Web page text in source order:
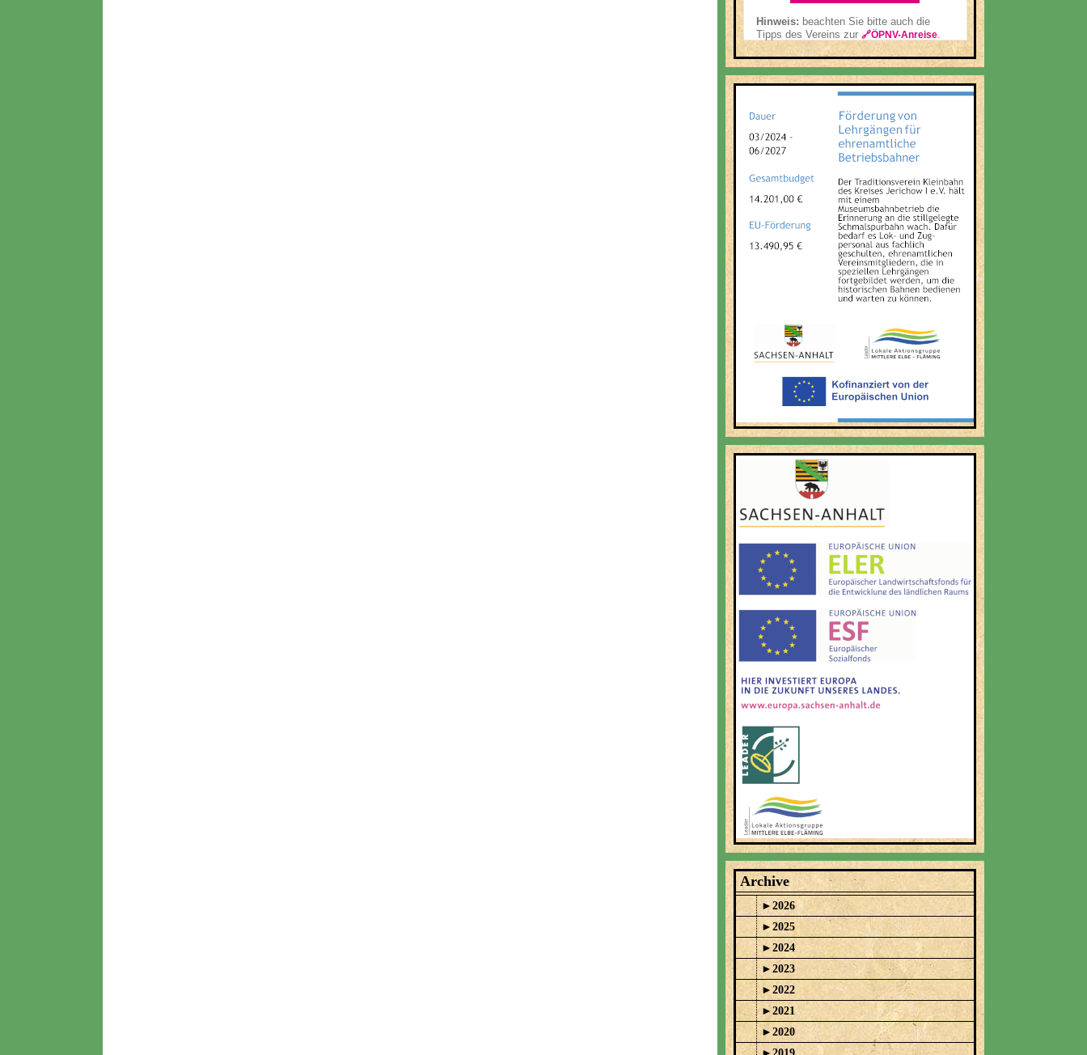
Hinweis: beachten Sie bitte auch die
Tipps des Vereins zur 🔗ÖPNV-Anreise.
Archive
► 2026
► 2025
► 2024
► 2023
► 2022
► 2021
► 2020